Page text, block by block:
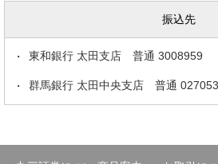
振込先
東和銀行 太田支店 普通 3008959
群馬銀行 太田中央支店 普通